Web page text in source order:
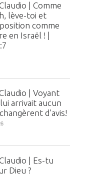
| Comme
lève-toi et
comme
en Israël ! |
| Voyant
arrivait aucun
d’avis!
| Es-tu
Dieu ?